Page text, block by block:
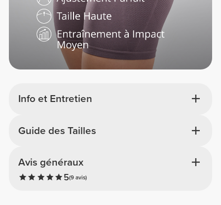
Info et Entretien
Avis généraux
5(9 avis)
Guide des Tailles